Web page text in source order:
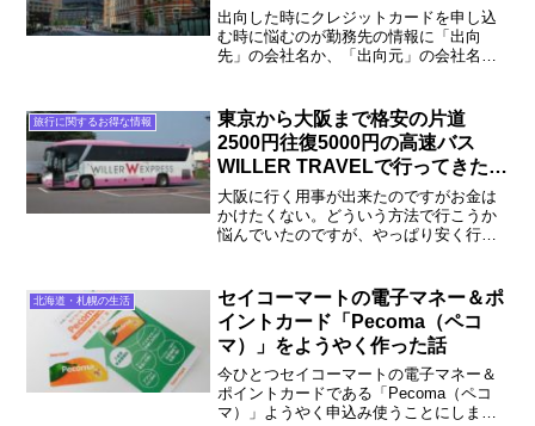
情報について
出向した時にクレジットカードを申し込
む時に悩むのが勤務先の情報に「出向
先」の会社名か、「出向元」の会社名
の違いを詳しく説明した上で、クレジッ
トカードの申込書等にどう書けば良いの
か、出向のメリット・デメリットを説明
します。
旅行に関するお得な情報
東京から大阪まで格安の片道
2500円往復5000円の高速バス
WILLER TRAVELで行ってきた！
安く行く方法も解説
大阪に行く用事が出来たのですがお金は
かけたくない。どういう方法で行こうか
悩んでいたのですが、やっぱり安く行く
大阪のバスを見つけたので、すぐに予約
して行ってきました。実際に乗った感想
を含めてどんな様子だったかお伝えしま
す。
北海道・札幌の生活
セイコーマートの電子マネー＆ポ
イントカード「Pecoma（ペコ
マ）」をようやく作った話
今ひとつセイコーマートの電子マネー＆
ポイントカードである「Pecoma（ペコ
マ）」ようやく申込み使うことにしまし